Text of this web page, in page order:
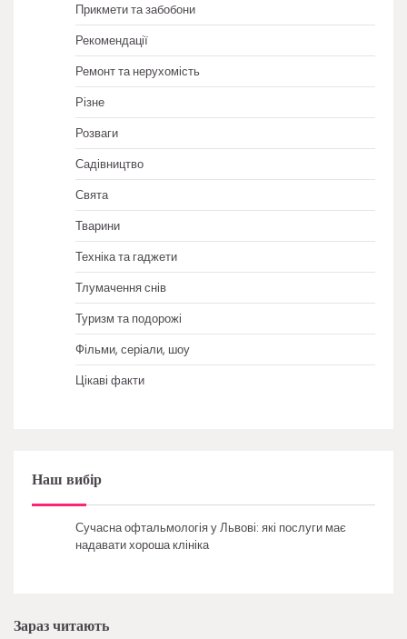
Прикмети та забобони
Рекомендації
Ремонт та нерухомість
Різне
Розваги
Садівництво
Свята
Тварини
Техніка та гаджети
Тлумачення снів
Туризм та подорожі
Фільми, серіали, шоу
Цікаві факти
Наш вибір
Сучасна офтальмологія у Львові: які послуги має
надавати хороша клініка
Зараз читають